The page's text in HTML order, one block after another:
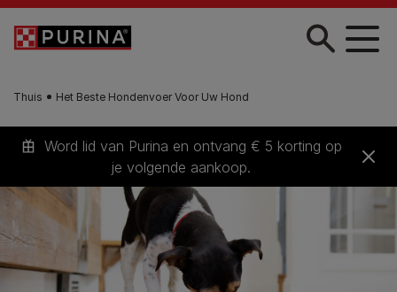
Skip to main content
Thuis Het Beste Hondenvoer Voor Uw Hond
Word lid van Purina en ontvang € 5 korting op
je volgende aankoop.